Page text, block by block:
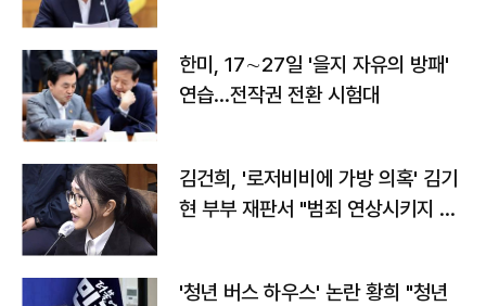
한미, 17∼27일 '을지 자유의 방패'
연습…전작권 전환 시험대
김건희, '로저비비에 가방 의혹' 김기
현 부부 재판서 "범죄 연상시키지 말
'청년 버스 하우스' 논란 황희 "청년